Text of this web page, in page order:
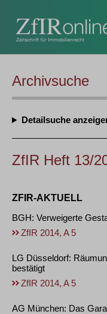
Archivsuche
Detailsuche
ZfIR Heft 13/
ZFIR-AKTUELL
BGH: Verweigerte
ZfIR 2014, A 5
LG Düsseldorf:
bestätigt
ZfIR 2014, A 5
AG München: Das